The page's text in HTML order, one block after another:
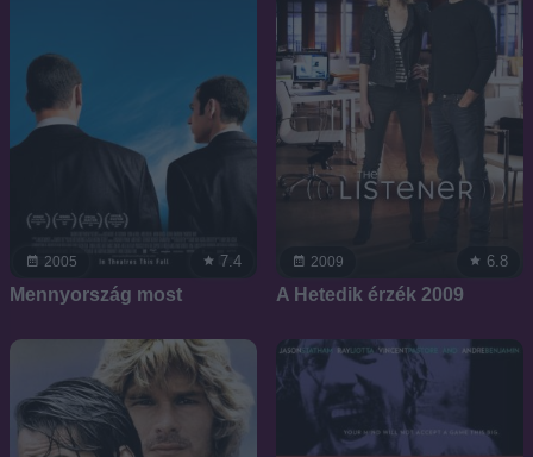
2005 7.4
Mennyország most
2009 6.8
A Hetedik érzék 2009